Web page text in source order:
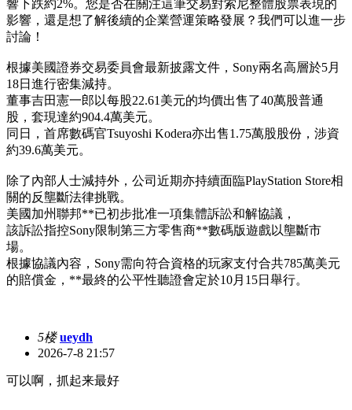
響下跌約2%。您是否在關注這筆交易對索尼整體股票表現的
影響，還是想了解後續的企業營運策略發展？我們可以進一步
討論！
根據美國證券交易委員會最新披露文件，Sony兩名高層於5月
18日進行密集減持。
董事吉田憲一郎以每股22.61美元的均價出售了40萬股普通
股，套現達約904.4萬美元。
同日，首席數碼官Tsuyoshi Kodera亦出售1.75萬股股份，涉資
約39.6萬美元。
除了內部人士減持外，公司近期亦持續面臨PlayStation Store相
關的反壟斷法律挑戰。
美國加州聯邦**已初步批准一項集體訴訟和解協議，
該訴訟指控Sony限制第三方零售商**數碼版遊戲以壟斷市
場。
根據協議內容，Sony需向符合資格的玩家支付合共785萬美元
的賠償金，**最終的公平性聽證會定於10月15日舉行。
5楼 ueydh
2026-7-8 21:57
可以啊，抓起来最好